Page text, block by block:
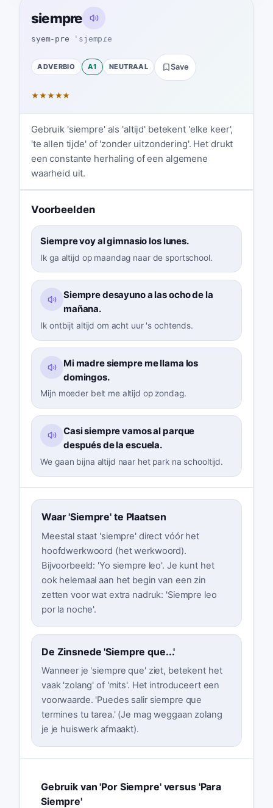
siempre
syem-pre ˈsjempɾe
ADVERBIO A1 NEUTRAAL Save
★★★★★
Gebruik 'siempre' als 'altijd' betekent 'elke keer',
'te allen tijde' of 'zonder uitzondering'. Het drukt
een constante herhaling of een algemene
waarheid uit.
Voorbeelden
Siempre voy al gimnasio los lunes.
Ik ga altijd op maandag naar de sportschool.
Siempre desayuno a las ocho de la
mañana.
Ik ontbijt altijd om acht uur 's ochtends.
Mi madre siempre me llama los
domingos.
Mijn moeder belt me altijd op zondag.
Casi siempre vamos al parque
después de la escuela.
We gaan bijna altijd naar het park na schooltijd.
Waar 'Siempre' te Plaatsen
Meestal staat 'siempre' direct vóór het
hoofdwerkwoord (het werkwoord).
Bijvoorbeeld: 'Yo siempre leo'. Je kunt het
ook helemaal aan het begin van een zin
zetten voor wat extra nadruk: 'Siempre leo
por la noche'.
De Zinsnede 'Siempre que...'
Wanneer je 'siempre que' ziet, betekent het
vaak 'zolang' of 'mits'. Het introduceert een
voorwaarde. 'Puedes salir siempre que
termines tu tarea.' (Je mag weggaan zolang
je je huiswerk afmaakt).
Gebruik van 'Por Siempre' versus 'Para
Siempre'